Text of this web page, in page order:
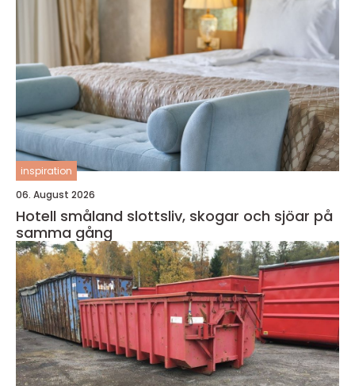
inspiration
06. August 2026
Hotell småland slottsliv, skogar och sjöar på
samma gång